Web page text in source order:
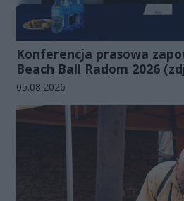
Konferencja prasowa
Beach Ball Radom 2026
Data dodania galerii:
05.08.2026